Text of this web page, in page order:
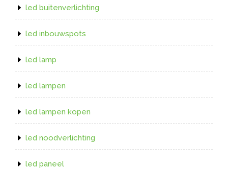
led buitenverlichting
led inbouwspots
led lamp
led lampen
led lampen kopen
led noodverlichting
led paneel